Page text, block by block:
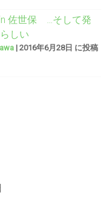
佐世保 …そして発
しい
|2016年6月28日 に投稿